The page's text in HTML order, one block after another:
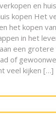
en
kopen Het
het kopen
in het
een
of
veel kijken […]